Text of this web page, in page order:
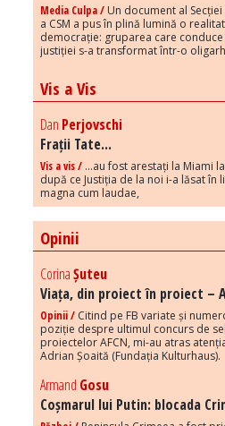
Media Culpa / Un document al
a CSM a pus în plină lumină o
democrație: gruparea care
justiției s-a transformat într-o
Vis a Vis
Dan Perjovschi
Frații Tate...
Vis a vis / ...au fost arestați la Miami
după ce Justiția de la noi i-a lăsat în
magna cum laudae,
Opinii
CorinaȘuteu
Viața, din proiect în proiect –
Opinii / Citind pe FB variate și
poziție despre ultimul concurs de
proiectelor AFCN, mi-au atras
Adrian Șoaită (Fundația Kulturhaus).
Armand Gosu
Coșmarul lui Putin: blocada